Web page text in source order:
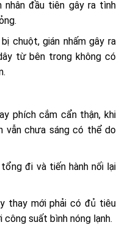
nhân đầu tiên gây ra tình
chuột, gián nhấm gây ra
từ bên trong không có
phích cắm cẩn thận, khi
vẫn chưa sáng có thể do
đi và tiến hành nối lại
thay mới phải có đủ tiêu
suất bình nóng lạnh.